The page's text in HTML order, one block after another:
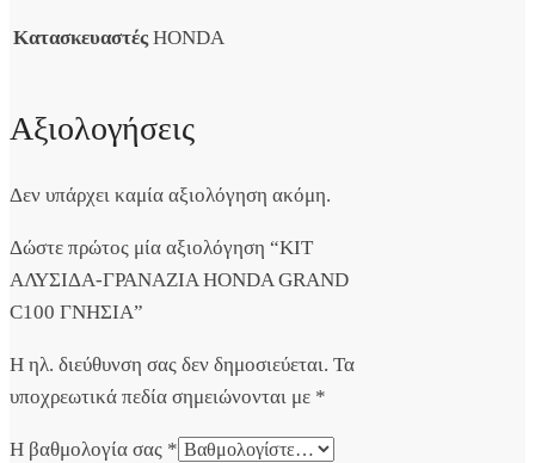
Κατασκευαστές HONDA
Αξιολογήσεις
Δεν υπάρχει καμία αξιολόγηση ακόμη.
Δώστε πρώτος μία αξιολόγηση “ΚΙΤ
ΑΛΥΣΙΔΑ-ΓΡΑΝΑΖΙΑ HONDA GRAND
C100 ΓΝΗΣΙΑ”
Η ηλ. διεύθυνση σας δεν δημοσιεύεται. Τα
υποχρεωτικά πεδία σημειώνονται με *
Η βαθμολογία σας *